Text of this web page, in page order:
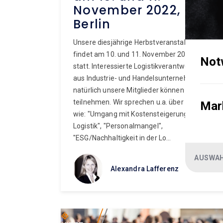
November 2022,
Berlin
Unsere diesjährige Herbstveranstaltung
findet am 10. und 11. November 2022 in Berlin
statt. Interessierte Logistikverantwortliche
aus Industrie- und Handelsunternehmen und
natürlich unsere Mitglieder können
teilnehmen. Wir sprechen u.a. über Themen
wie: "Umgang mit Kostensteigerungen in der
Logistik", "Personalmangel",
"ESG/Nachhaltigkeit in der Lo...
Alexandra Lafferenz